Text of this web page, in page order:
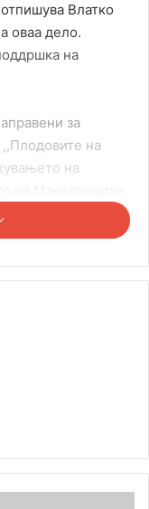
Влатко
оваа дело.
на
за
на
на
noveski
vesti
toleski